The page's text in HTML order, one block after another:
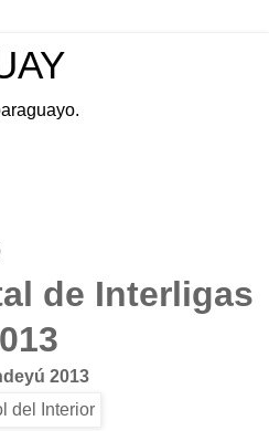
de Interligas
2013